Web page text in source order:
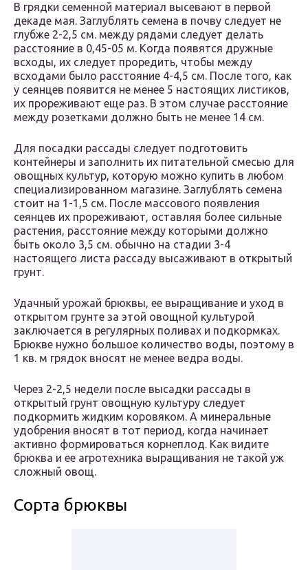
В грядки семенной материал высевают в первой
декаде мая. Заглублять семена в почву следует не
глубже 2-2,5 см. между рядами следует делать
расстояние в 0,45-05 м. Когда появятся дружные
всходы, их следует проредить, чтобы между
всходами было расстояние 4-4,5 см. После того, как
у сеянцев появится не менее 5 настоящих листиков,
их прореживают еще раз. В этом случае расстояние
между розетками должно быть не менее 14 см.
Для посадки рассады следует подготовить
контейнеры и заполнить их питательной смесью для
овощных культур, которую можно купить в любом
специализированном магазине. Заглублять семена
стоит на 1-1,5 см. После массового появления
сеянцев их прореживают, оставляя более сильные
растения, расстояние между которыми должно
быть около 3,5 см. обычно на стадии 3-4
настоящего листа рассаду высаживают в открытый
грунт.
Удачный урожай брюквы, ее выращивание и уход в
открытом грунте за этой овощной культурой
заключается в регулярных поливах и подкормках.
Брюкве нужно большое количество воды, поэтому в
1 кв. м грядок вносят не менее ведра воды.
Через 2-2,5 недели после высадки рассады в
открытый грунт овощную культуру следует
подкормить жидким коровяком. А минеральные
удобрения вносят в тот период, когда начинает
активно формироваться корнеплод. Как видите
брюква и ее агротехника выращивания не такой уж
сложный овощ.
Сорта брюквы